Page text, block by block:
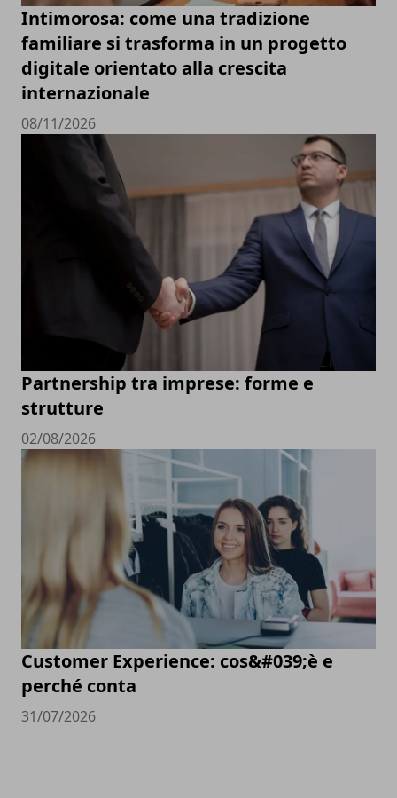
Intimorosa: come una tradizione
familiare si trasforma in un progetto
digitale orientato alla crescita
internazionale
08/11/2026
Partnership tra imprese: forme e
strutture
02/08/2026
Customer Experience: cos&#039;è e
perché conta
31/07/2026